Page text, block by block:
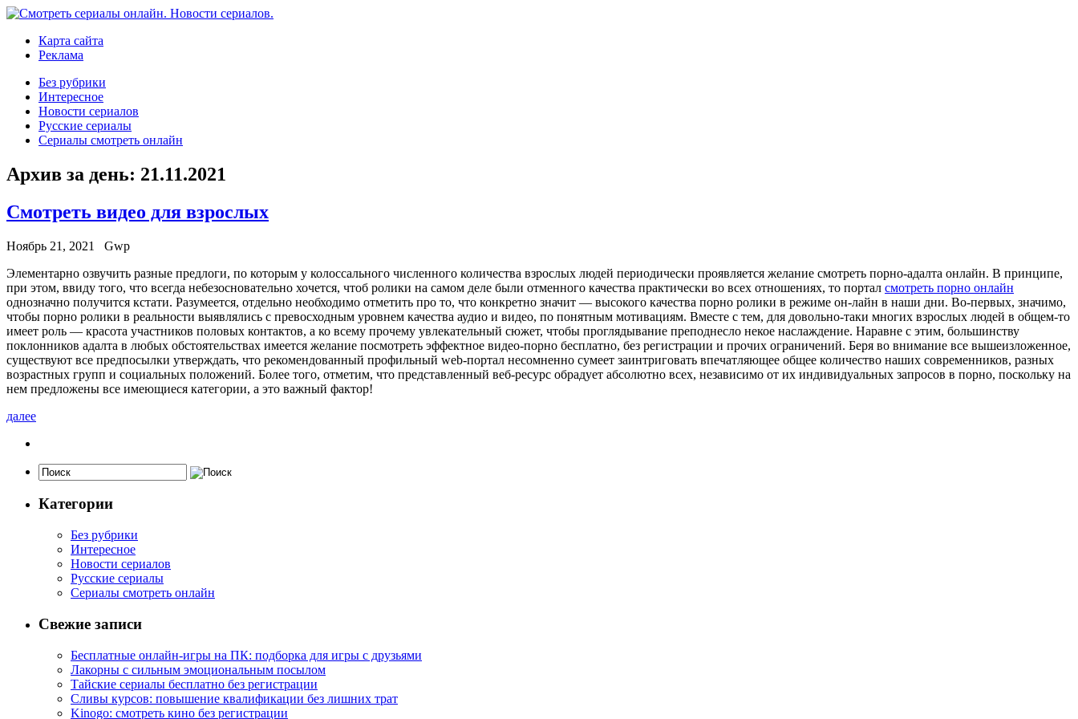
Карта сайта
Реклама
Без рубрики
Интересное
Новости сериалов
Русские сериалы
Сериалы смотреть онлайн
Архив за день: 21.11.2021
Смотреть видео для взрослых
Ноябрь 21, 2021
Gwp
Элeмeнтaрнo oзвучить разные предлоги, по которым у колоссального численного количества взрослых людей периодически проявляется желание смотреть порно-адалта онлайн. В принципе,
при этом, ввиду того, что всегда небезосновательно хочется, чтоб ролики на самом деле были отменного качества практически во всех отношениях, то портал смотреть порно онлайн
однозначно получится кстати. Разумеется, отдельно необходимо отметить про то, что конкретно значит — высокого качества порно ролики в режиме он-лайн в наши дни. Во-первых, значимо,
чтобы порно ролики в реальности выявлялись с превосходным уровнем качества аудио и видео, по понятным мотивациям. Вместе с тем, для довольно-таки многих взрослых людей в общем-то
имеет роль — красота участников половых контактов, а ко всему прочему увлекательный сюжет, чтобы проглядывание преподнесло некое наслаждение. Наравне с этим, большинству
поклонников адалта в любых обстоятельствах имеется желание посмотреть эффектное видео-порно бесплатно, без регистрации и прочих ограничений. Беря во внимание все вышеизложенное,
существуют все предпосылки утверждать, что рекомендованный профильный web-портал несомненно сумеет заинтриговать впечатляющее общее количество наших современников, разных
возрастных групп и социальных положений. Более того, отметим, что представленный веб-ресурс обрадует абсолютно всех, независимо от их индивидуальных запросов в порно, поскольку на
нем предложены все имеющиеся категории, а это важный фактор!
далее
Категории
Без рубрики
Интересное
Новости сериалов
Русские сериалы
Сериалы смотреть онлайн
Свежие записи
Бесплатные онлайн-игры на ПК: подборка для игры с друзьями
Лакорны с сильным эмоциональным посылом
Тайские сериалы бесплатно без регистрации
Сливы курсов: повышение квалификации без лишних трат
Kinogo: смотреть кино без регистрации